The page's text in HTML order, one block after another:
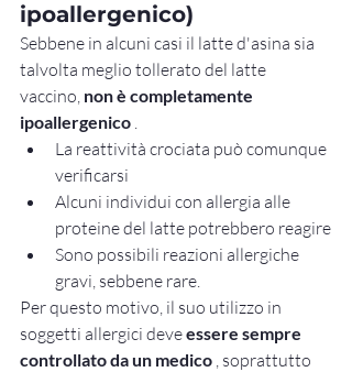
ipoallergenico)
Sebbene in alcuni casi il latte d'asina sia
talvolta meglio tollerato del latte
vaccino, non è completamente
ipoallergenico .
La reattività crociata può comunque
verificarsi
Alcuni individui con allergia alle
proteine del latte potrebbero reagire
Sono possibili reazioni allergiche
gravi, sebbene rare.
Per questo motivo, il suo utilizzo in
soggetti allergici deve essere sempre
controllato da un medico , soprattutto